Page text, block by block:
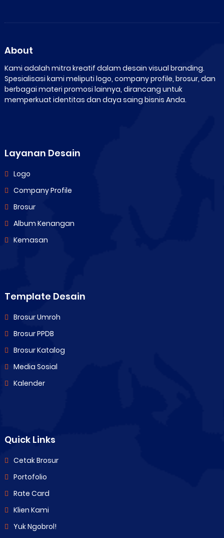
About
Kami adalah mitra kreatif dalam desain visual branding.
Spesialisasi kami meliputi logo, company profile, brosur, dan
berbagai materi promosi lainnya, dirancang untuk
memperkuat identitas dan daya saing bisnis Anda.
Layanan Desain
Logo
Company Profile
Brosur
Album Kenangan
Kemasan
Template Desain
Brosur Umroh
Brosur PPDB
Brosur Katalog
Media Sosial
Kalender
Quick Links
Cetak Brosur
Portofolio
Rate Card
Klien Kami
Yuk Ngobrol!